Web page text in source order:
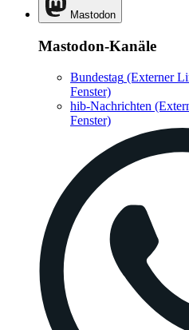
Mastodon
Mastodon-Kanäle
Bundestag (Externer
Fenster)
hib-Nachrichten
Fenster)